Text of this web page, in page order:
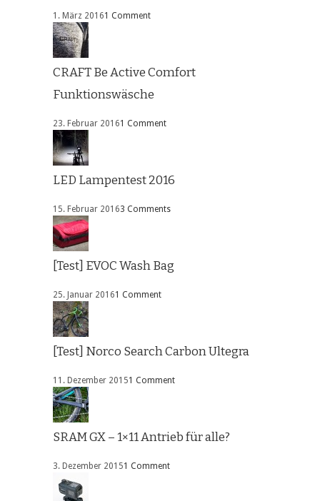
1. März 20161 Comment
CRAFT Be Active Comfort
Funktionswäsche
23. Februar 20161 Comment
LED Lampentest 2016
15. Februar 20163 Comments
[Test] EVOC Wash Bag
25. Januar 20161 Comment
[Test] Norco Search Carbon Ultegra
11. Dezember 20151 Comment
SRAM GX – 1×11 Antrieb für alle?
3. Dezember 20151 Comment